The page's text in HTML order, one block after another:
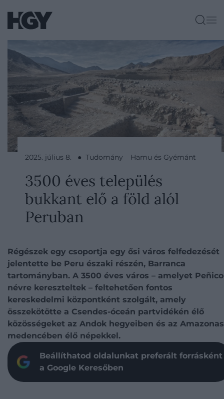
2025. július 8. ● Tudomány Hamu és Gyémánt
3500 éves település
bukkant elő a föld alól
Peruban
Régészek egy csoportja egy ősi város felfedezését
jelentette be Peru északi részén, Barranca
tartományban. A 3500 éves város – amelyet Peñico
névre kereszteltek – feltehetően fontos
kereskedelmi központként szolgált, amely
összekötötte a Csendes-óceán partvidékén élő
közösségeket az Andok hegyeiben és az
medencében élő népekkel.
Beállíthatod oldalunkat preferált forrásként
a Google Keresőben